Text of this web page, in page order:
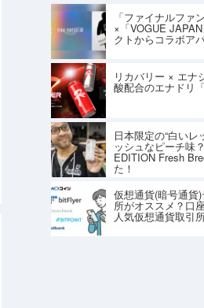
「ファイナルファ
×「VOGUE
クトからコラボア
リカバリー × エナ
酸配合のエナドリ
日本限定の“白いレ
ッシュなピーチ味
EDITION Fresh
た！
仮想通貨(暗号通貨
所がオススメ？口
人気仮想通貨取引